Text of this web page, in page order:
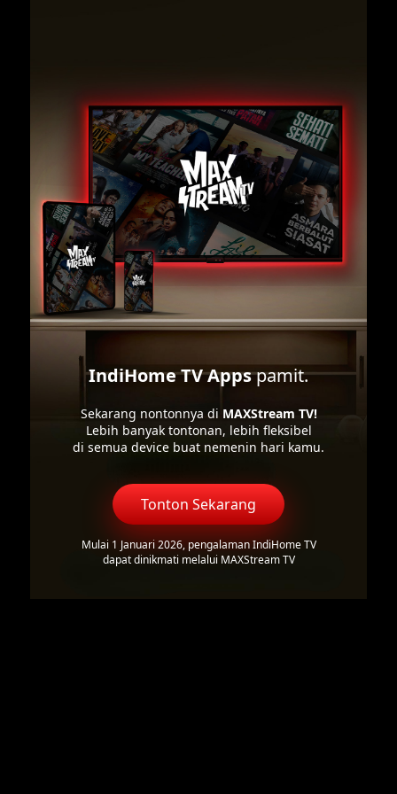
IndiHome TV Appspamit.
Sekarang nontonnya di MAXStream TV!
Lebih banyak tontonan, lebih fleksibel
di semua device buat nemenin hari kamu.
Tonton Sekarang
Mulai 1 Januari 2026, pengalaman IndiHome TV
dapat dinikmati melalui MAXStream TV